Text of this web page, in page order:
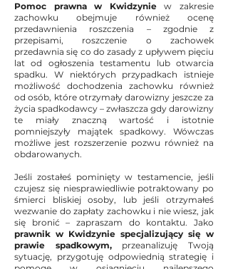
Pomoc prawna w Kwidzyniew zakresie
zachowku obejmuje również ocenę
przedawnienia roszczenia – zgodnie z
przepisami, roszczenie o zachowek
przedawnia się co do zasady z upływem pięciu
lat od ogłoszenia testamentu lub otwarcia
spadku. W niektórych przypadkach istnieje
możliwość dochodzenia zachowku również
od osób, które otrzymały darowizny jeszcze za
życia spadkodawcy – zwłaszcza gdy darowizny
te miały znaczną wartość i istotnie
pomniejszyły majątek spadkowy. Wówczas
możliwe jest rozszerzenie pozwu również na
obdarowanych.
Jeśli zostałeś pominięty w testamencie, jeśli
czujesz się niesprawiedliwie potraktowany po
śmierci bliskiej osoby, lub jeśli otrzymałeś
wezwanie do zapłaty zachowku i nie wiesz, jak
się bronić – zapraszam do kontaktu. Jako
prawnik w Kwidzynie specjalizujący się w
prawie spadkowym,przeanalizuję Twoją
sytuację, przygotuję odpowiednią strategię i